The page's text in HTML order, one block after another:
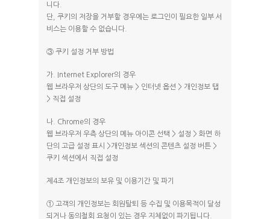
니다.
단, 쿠키의 저장을 거부할 경우에는 로그인이 필요한 일부 서
비스는 이용할 수 없습니다.
③ 쿠키 설정 거부 방법
가. Internet Explorer의 경우
웹 브라우저 상단의 도구 메뉴 > 인터넷 옵션 > 개인정보 탭
> 직접 설정
나. Chrome의 경우
웹 브라우저 우측 상단의 메뉴 아이콘 선택 > 설정 > 화면 하
단의 고급 설정 표시 >개인정보 섹션의 콘텐츠 설정 버튼 >
쿠키 섹션에서 직접 설정
제4조 개인정보의 보유 및 이용기간 및 파기
① 고객의 개인정보는 회원탈퇴 등 수집 및 이용목적이 달성
되거나 동의철회 요청이 있는 경우 지체없이 파기됩니다.